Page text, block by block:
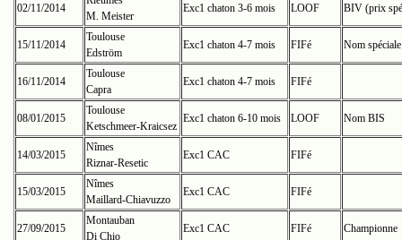
02/11/2014
M. Meister
Exc1 chaton 3-6 mois LOOF BIV (prix
15/11/2014
Toulouse
Edström
Exc1 chaton 4-7 mois FIFé Nom
16/11/2014
Toulouse
Capra
Exc1 chaton 4-7 mois FIFé
08/01/2015
Toulouse
Ketschmeer-Kraicsez
Exc1 chaton 6-10 mois LOOF Nom BIS
14/03/2015
Nîmes
Riznar-Resetic
Exc1 CAC FIFé
15/03/2015
Nîmes
Maillard-Chiavuzzo
Exc1 CAC FIFé
27/09/2015
Montauban
Di Chio
Exc1 CAC FIFé Championne